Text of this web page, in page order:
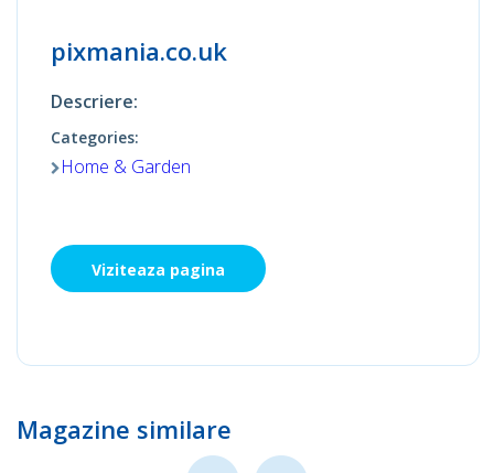
pixmania.co.uk
Descriere:
Categories:
Home & Garden
Viziteaza pagina
Magazine similare